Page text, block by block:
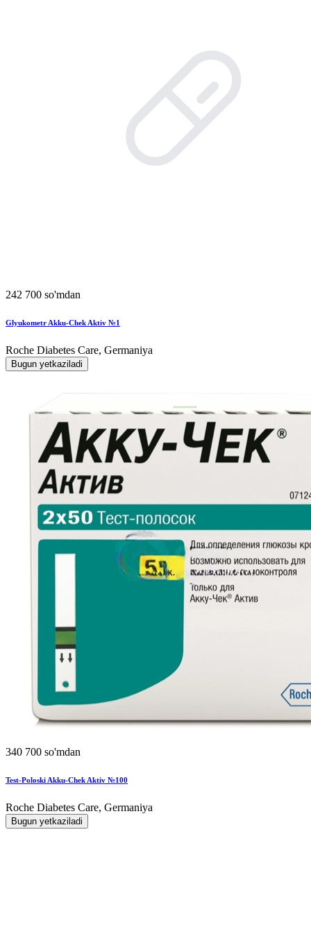
242 700 so'mdan
Glyukometr Akku-Chek Aktiv №1
Roche Diabetes Care, Germaniya
Bugun yetkaziladi
340 700 so'mdan
Test-Poloski Akku-Chek Aktiv №100
Roche Diabetes Care, Germaniya
Bugun yetkaziladi